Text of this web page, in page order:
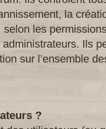
la
les
Ils
sur l’ensemble
?